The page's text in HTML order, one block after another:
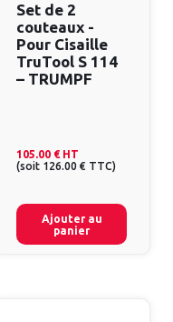
Set de 2
couteaux -
Pour Cisaille
TruTool S 114
– TRUMPF
105.00 € HT
(soit 126.00 € TTC)
Ajouter au
panier